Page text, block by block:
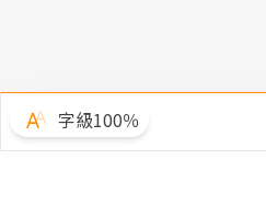
字級100％